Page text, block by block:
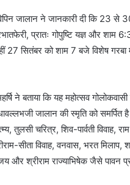
विपिन जालान ने जानकारी दी कि 23 से
प्रातः गोपुष्टि यज्ञ और शाम
27 सितंबर को शाम 7 बजे विशेष गरबा
ने बताया कि यह महोत्सव
जालान की स्मृति को समर्पित
तुलसी चरित्र, शिव-पार्वती विवाह,
सीता विवाह, वनवास, भरत मिलाप,
और श्रीराम राज्याभिषेक जैसे पावन